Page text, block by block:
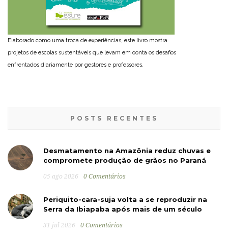
Elaborado como uma troca de experiências, este livro mostra
projetos de escolas sustentáveis que levam em conta os desafios
enfrentados diariamente por gestores e professores.
POSTS RECENTES
Desmatamento na Amazônia reduz chuvas e
compromete produção de grãos no Paraná
05 ago 2026 0 Comentários
Periquito-cara-suja volta a se reproduzir na
Serra da Ibiapaba após mais de um século
31 jul 2026 0 Comentários